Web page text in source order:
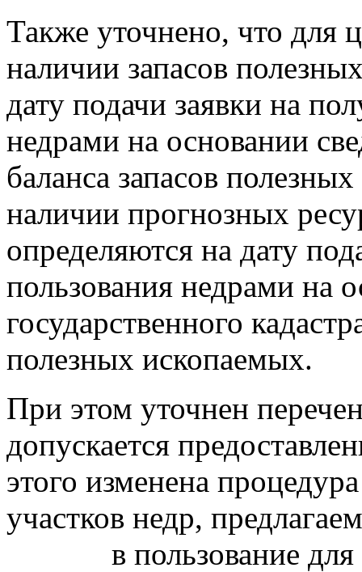
Также уточнено, что для
наличии запасов
дату подачи заявки на
недрами на основании
баланса запасов
наличии прогнозных
определяются на дату
пользования недрами на
государственного
полезных ископаемых.
При этом уточнен
допускается
этого изменена
участков недр,
в пользование для